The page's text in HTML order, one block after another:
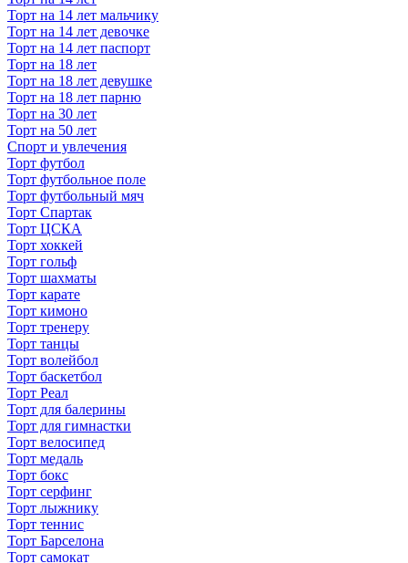
Торт на 14 лет мальчику
Торт на 14 лет девочке
Торт на 14 лет паспорт
Торт на 18 лет
Торт на 18 лет девушке
Торт на 18 лет парню
Торт на 30 лет
Торт на 50 лет
Спорт и увлечения
Торт футбол
Торт футбольное поле
Торт футбольный мяч
Торт Спартак
Торт ЦСКА
Торт хоккей
Торт гольф
Торт шахматы
Торт карате
Торт кимоно
Торт тренеру
Торт танцы
Торт волейбол
Торт баскетбол
Торт Реал
Торт для балерины
Торт для гимнастки
Торт велосипед
Торт медаль
Торт бокс
Торт серфинг
Торт лыжнику
Торт теннис
Торт Барселона
Торт самокат